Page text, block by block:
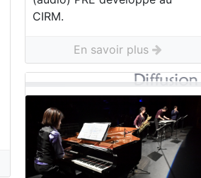
CIRM.
En savoir plus